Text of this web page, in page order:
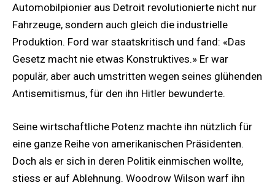
Automobilpionier aus Detroit revolutionierte nicht nur
Fahrzeuge, sondern auch gleich die industrielle
Produktion. Ford war staatskritisch und fand: «Das
Gesetz macht nie etwas Konstruktives.» Er war
populär, aber auch umstritten wegen seines glühenden
Antisemitismus, für den ihn Hitler bewunderte.
Seine wirtschaftliche Potenz machte ihn nützlich für
eine ganze Reihe von amerikanischen Präsidenten.
Doch als er sich in deren Politik einmischen wollte,
stiess er auf Ablehnung. Woodrow Wilson warf ihn